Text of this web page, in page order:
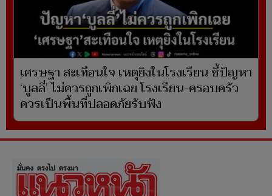
เศรษฐา สะเทือนใจ เหตุยิงในโรงเรียน ชี้ปัญหา
‘บูลลี่’ ไม่ควรถูกเพิกเฉย โรงเรียน-ครอบครัว
ควรเป็นพื้นที่ปลอดภัยรับฟัง